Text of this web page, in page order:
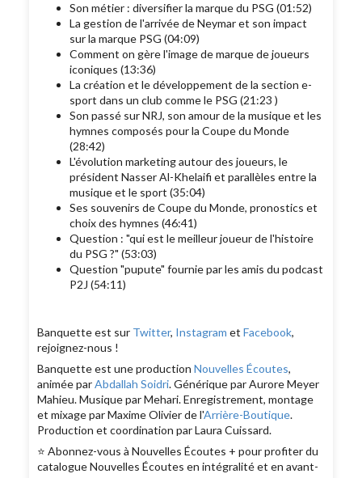
Son métier : diversifier la marque du PSG (01:52)
La gestion de l'arrivée de Neymar et son impact
sur la marque PSG (04:09)
Comment on gère l'image de marque de joueurs
iconiques (13:36)
La création et le développement de la section e-
sport dans un club comme le PSG (21:23 )
Son passé sur NRJ, son amour de la musique et les
hymnes composés pour la Coupe du Monde
(28:42)
L'évolution marketing autour des joueurs, le
président Nasser Al-Khelaifi et parallèles entre la
musique et le sport (35:04)
Ses souvenirs de Coupe du Monde, pronostics et
choix des hymnes (46:41)
Question : "qui est le meilleur joueur de l'histoire
du PSG ?" (53:03)
Question "pupute" fournie par les amis du podcast
P2J (54:11)
Banquette est sur Twitter, Instagram etFacebook,
rejoignez-nous !
Banquette est une productionNouvelles Écoutes,
animée parAbdallah Soidri. Générique par Aurore Meyer
Mahieu. Musique par Mehari. Enregistrement, montage
et mixage par Maxime Olivier de l'Arrière-Boutique.
Production et coordination par Laura Cuissard.
⭐️ Abonnez-vous à Nouvelles Écoutes + pour profiter du
catalogue Nouvelles Écoutes en intégralité et en avant-